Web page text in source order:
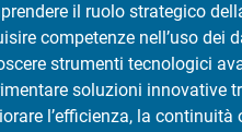
il ruolo strategico
competenze nell’uso dei
strumenti tecnologici
soluzioni innovative
l’efficienza, la